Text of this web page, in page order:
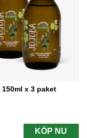
x 3 paket
KÖP NU